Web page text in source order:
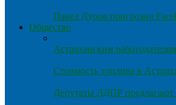
Павел Дуров пригрозил
Общество
Астраханским
Стоимость топлива в
Депутаты ЛДПР предлагают